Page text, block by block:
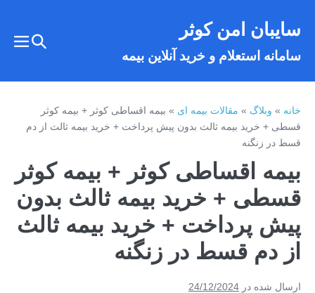
سایبان امن کوثر
سامانه استعلام و خرید آنلاین بیمه
تغییر
خانه»وبلاگ»مقالات بیمه ای»بیمه اقساطی کوثر + بیمه کوثر
قسطی + خرید بیمه ثالث بدون پیش پرداخت + خرید بیمه ثالث از دم
قسط در زنگنه
بیمه اقساطی کوثر + بیمه کوثر
قسطی + خرید بیمه ثالث بدون
پیش پرداخت + خرید بیمه ثالث
از دم قسط در زنگنه
ارسال شده در 24/12/2024